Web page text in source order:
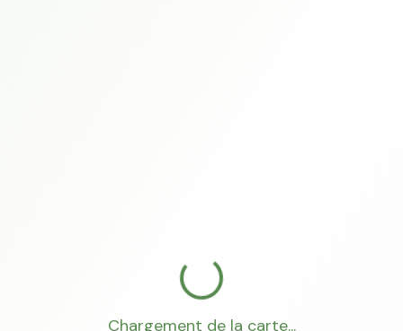
Chargement de la carte...